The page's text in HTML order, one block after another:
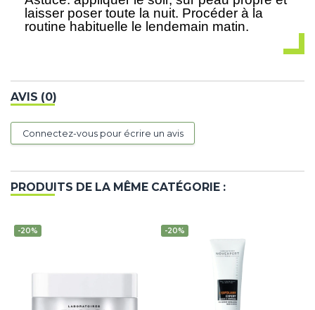
laisser poser toute la nuit. Procéder à la
routine habituelle le lendemain matin.
AVIS (0)
Connectez-vous pour écrire un avis
PRODUITS DE LA MÊME CATÉGORIE :
-20% -20%